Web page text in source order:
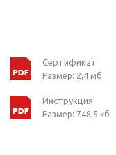
Сертификат
Размер: 2,4 мб
Инструкция
Размер: 748,5 кб